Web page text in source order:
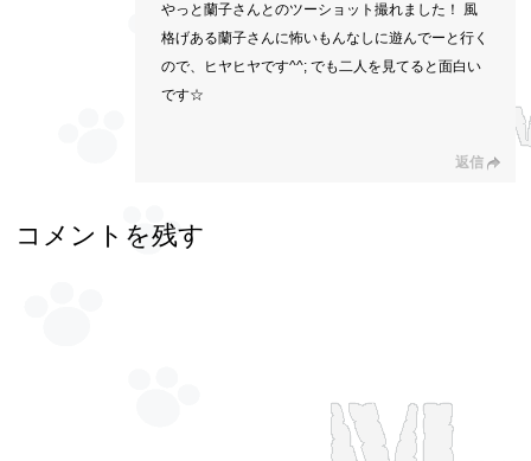
やっと蘭子さんとのツーショット撮れました！ 風
格げある蘭子さんに怖いもんなしに遊んでーと行く
ので、ヒヤヒヤです^^; でも二人を見てると面白い
です☆
返信
コメントを残す